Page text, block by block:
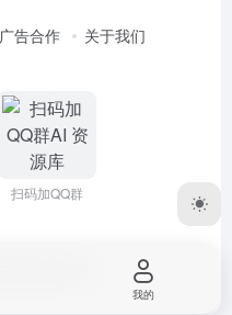
广告合作 关于我们
扫码加QQ群
2024063472号
我的